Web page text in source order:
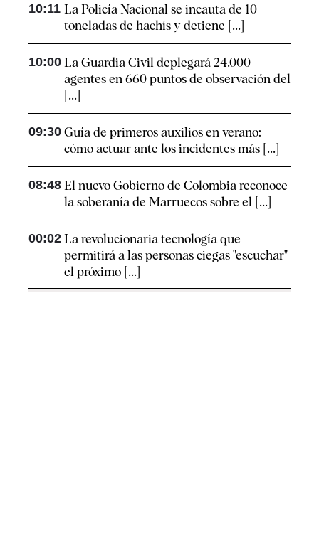
10:11 La Policía Nacional se incauta de 10
toneladas de hachís y detiene [...]
10:00 La Guardia Civil deplegará 24.000
agentes en 660 puntos de observación del
[...]
09:30 Guía de primeros auxilios en verano:
cómo actuar ante los incidentes más [...]
08:48 El nuevo Gobierno de Colombia reconoce
la soberanía de Marruecos sobre el [...]
00:02 La revolucionaria tecnología que
permitirá a las personas ciegas "escuchar"
el próximo [...]